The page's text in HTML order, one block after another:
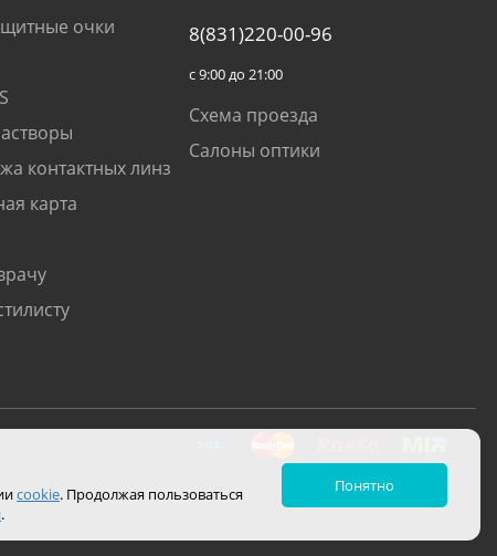
очки
контактных линз
карта
8(831)220-00-96
с 9:00 до 21:00
Схема проезда
Салоны оптики
cookie. Продолжая пользоваться
.
Понятно